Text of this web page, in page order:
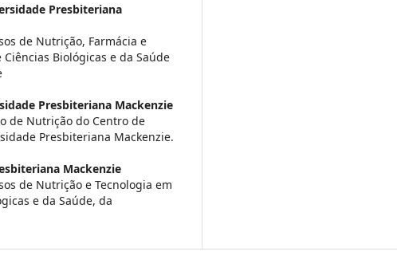
Presbiteriana
de Nutrição, Farmácia e
Biológicas e da Saúde
Presbiteriana Mackenzie
de Nutrição do Centro de
Presbiteriana Mackenzie.
Mackenzie
de Nutrição e Tecnologia em
e da Saúde, da